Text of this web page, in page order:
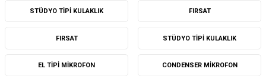
STÜDYO TIPI KULAKLIK FIRSAT
FIRSAT STÜDYO TIPI KULAKLIK
EL TIPI MIKROFON CONDENSER MIKROFON